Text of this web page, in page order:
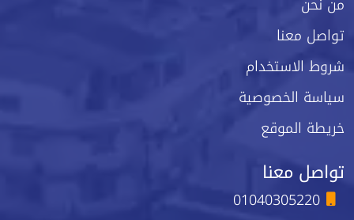
تواصل معنا
شروط الاستخدام
سياسة الخصوصية
خريطة الموقع
تواصل معنا
01040305220